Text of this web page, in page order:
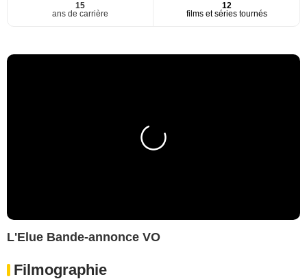
15
ans de carrière
12
films et séries tournés
L'Elue Bande-annonce VO
Filmographie